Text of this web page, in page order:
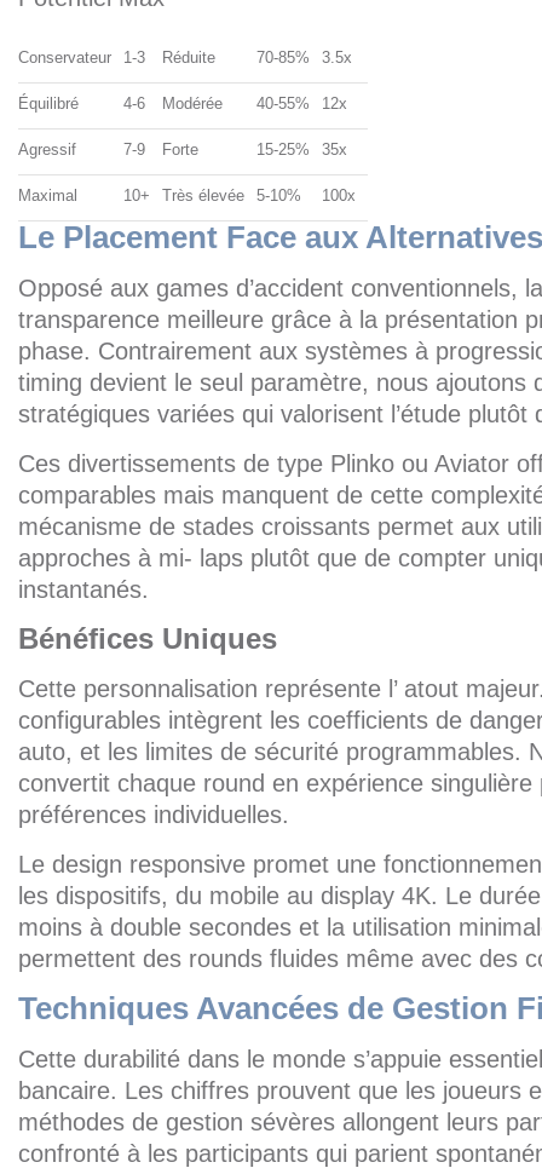
Conservateur 1-3 Réduite 70-85% 3.5x
Équilibré 4-6 Modérée 40-55% 12x
Agressif 7-9 Forte 15-25% 35x
Maximal 10+ Très élevée 5-10% 100x
Le Placement Face aux Alternatives
Opposé aux games d’accident conventionnels,
transparence meilleure grâce à la présentation
phase. Contrairement aux systèmes à
timing devient le seul paramètre, nous ajoutons
stratégiques variées qui valorisent l’étude plutôt
Ces divertissements de type Plinko ou Aviator
comparables mais manquent de cette
mécanisme de stades croissants permet aux
approches à mi- laps plutôt que de compter
instantanés.
Bénéfices Uniques
Cette personnalisation représente l’ atout
configurables intègrent les coefficients de
auto, et les limites de sécurité programmables.
convertit chaque round en expérience singulière
préférences individuelles.
Le design responsive promet une
les dispositifs, du mobile au display 4K. Le
moins à double secondes et la utilisation
permettent des rounds fluides même avec des
Techniques Avancées de Gestion
Cette durabilité dans le monde s’appuie
bancaire. Les chiffres prouvent que les joueurs
méthodes de gestion sévères allongent leurs
confronté à les participants qui parient